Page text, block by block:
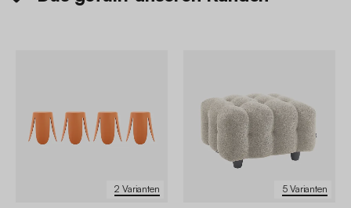
2 Varianten 5 Varianten